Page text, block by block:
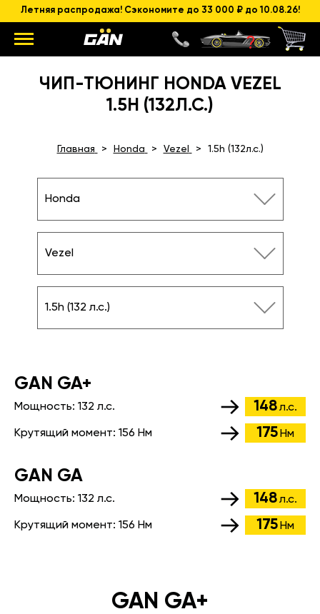
Летняя распродажа! Сэкономите до 33 000 ₽ до 10.08.26!
ЧИП-ТЮНИНГ HONDA VEZEL
1.5H (132Л.С.)
Главная Honda Vezel 1.5h (132л.с.)
Honda
Vezel
1.5h (132 л.с.)
GАN GA+
Мощность: 132 л.с. 148л.с.
Крутящий момент: 156 Нм 175 Нм
GАN GA
Мощность: 132 л.с. 148л.с.
Крутящий момент: 156 Нм 175 Нм
GAN GA+